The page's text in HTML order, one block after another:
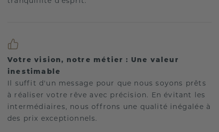
Votre vision, notre métier : Une valeur
inestimable
Il suffit d'un message pour que nous soyons prêts
à réaliser votre rêve avec précision. En évitant les
intermédiaires, nous offrons une qualité inégalée à
des prix exceptionnels.